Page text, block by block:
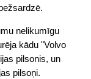
nelikumīgu
kādu "Volvo
pilsonis, un
pilsoņi.